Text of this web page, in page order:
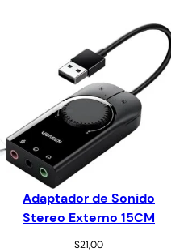
Adaptador de Sonido
Stereo Externo 15CM
$21,00